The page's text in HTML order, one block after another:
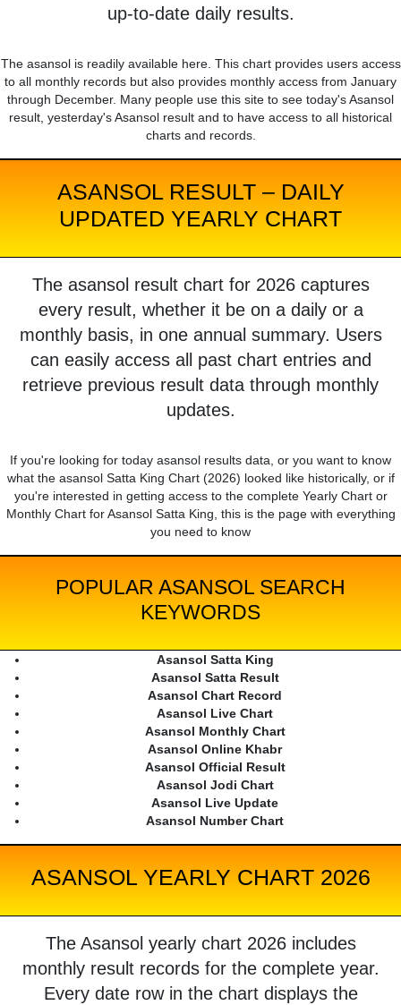
up-to-date daily results.
The asansol is readily available here. This chart provides users access
to all monthly records but also provides monthly access from January
through December. Many people use this site to see today's Asansol
result, yesterday's Asansol result and to have access to all historical
charts and records.
ASANSOL RESULT – DAILY
UPDATED YEARLY CHART
The asansol result chart for 2026 captures
every result, whether it be on a daily or a
monthly basis, in one annual summary. Users
can easily access all past chart entries and
retrieve previous result data through monthly
updates.
If you're looking for today asansol results data, or you want to know
what the asansol Satta King Chart (2026) looked like historically, or if
you're interested in getting access to the complete Yearly Chart or
Monthly Chart for Asansol Satta King, this is the page with everything
you need to know
POPULAR ASANSOL SEARCH
KEYWORDS
Asansol Satta King
Asansol Satta Result
Asansol Chart Record
Asansol Live Chart
Asansol Monthly Chart
Asansol Online Khabr
Asansol Official Result
Asansol Jodi Chart
Asansol Live Update
Asansol Number Chart
ASANSOL YEARLY CHART 2026
The Asansol yearly chart 2026 includes
monthly result records for the complete year.
Every date row in the chart displays the